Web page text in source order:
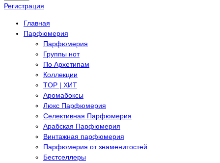
Регистрация
Главная
Парфюмерия
Парфюмерия
Группы нот
По Архетипам
Коллекции
TOP | ХИТ
Аромабоксы
Люкс Парфюмерия
Селективная Парфюмерия
Арабская Парфюмерия
Винтажная парфюмерия
Парфюмерия от знаменитостей
Бестселлеры